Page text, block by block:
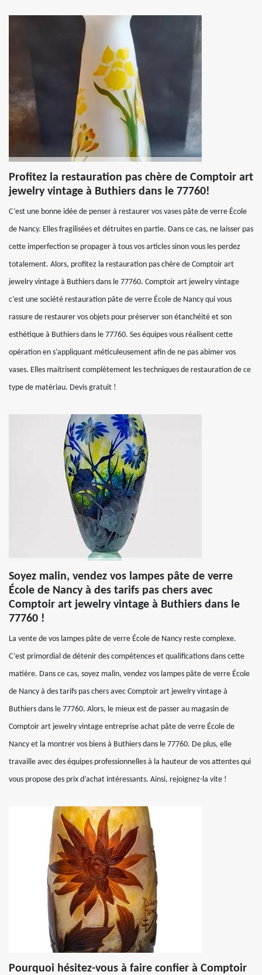
Profitez la restauration pas chère de Comptoir art
jewelry vintage à Buthiers dans le 77760!
C’est une bonne idée de penser à restaurer vos vases pâte de verre École
de Nancy. Elles fragilisées et détruites en partie. Dans ce cas, ne laisser pas
cette imperfection se propager à tous vos articles sinon vous les perdez
totalement. Alors, profitez la restauration pas chère de Comptoir art
jewelry vintage à Buthiers dans le 77760. Comptoir art jewelry vintage
c’est une société restauration pâte de verre École de Nancy qui vous
rassure de restaurer vos objets pour préserver son étanchéité et son
esthétique à Buthiers dans le 77760. Ses équipes vous réalisent cette
opération en s’appliquant méticuleusement afin de ne pas abimer vos
vases. Elles maitrisent complètement les techniques de restauration de ce
type de matériau. Devis gratuit !
Soyez malin, vendez vos lampes pâte de verre
École de Nancy à des tarifs pas chers avec
Comptoir art jewelry vintage à Buthiers dans le
77760 !
La vente de vos lampes pâte de verre École de Nancy reste complexe.
C’est primordial de détenir des compétences et qualifications dans cette
matière. Dans ce cas, soyez malin, vendez vos lampes pâte de verre École
de Nancy à des tarifs pas chers avec Comptoir art jewelry vintage à
Buthiers dans le 77760. Alors, le mieux est de passer au magasin de
Comptoir art jewelry vintage entreprise achat pâte de verre École de
Nancy et la montrer vos biens à Buthiers dans le 77760. De plus, elle
travaille avec des équipes professionnelles à la hauteur de vos attentes qui
vous propose des prix d’achat intéressants. Ainsi, rejoignez-la vite !
Pourquoi hésitez-vous à faire confier à Comptoir